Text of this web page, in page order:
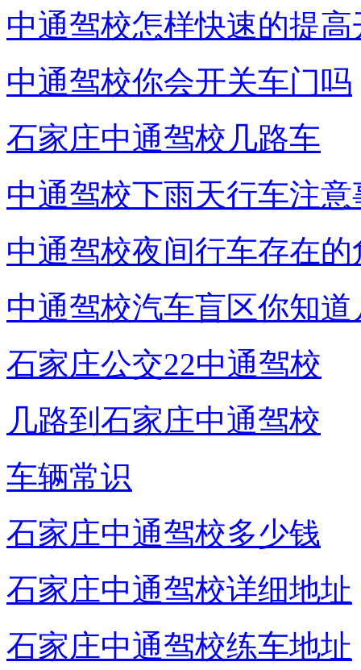
中通驾校怎样快速的提
中通驾校你会开关车门吗
石家庄中通驾校几路车
中通驾校下雨天行车注意
中通驾校夜间行车存在的
中通驾校汽车盲区你知道
石家庄公交22中通驾校
几路到石家庄中通驾校
车辆常识
石家庄中通驾校多少钱
石家庄中通驾校详细地址
石家庄中通驾校练车地址